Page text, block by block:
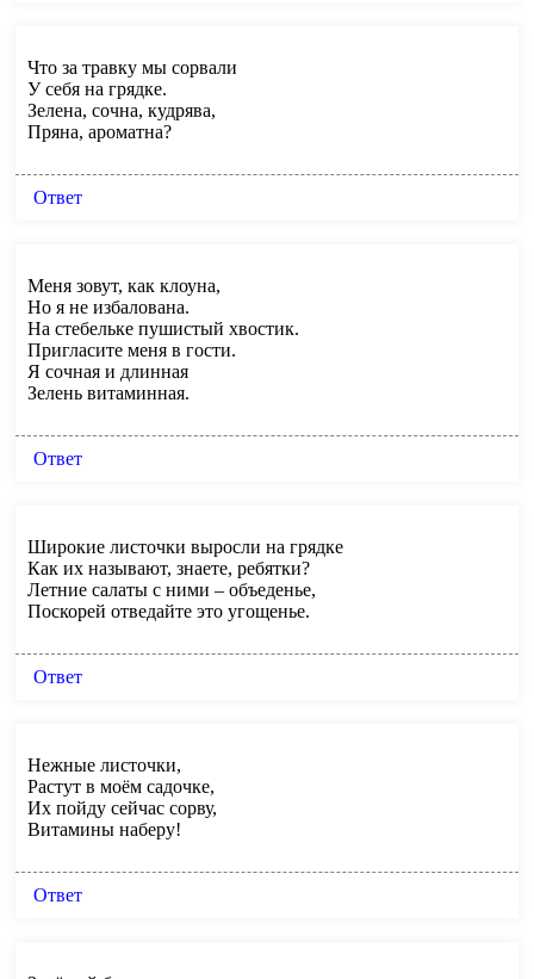
Что за травку мы сорвали
У себя на грядке.
Зелена, сочна, кудрява,
Пряна, ароматна?
Ответ
Меня зовут, как клоуна,
Но я не избалована.
На стебельке пушистый хвостик.
Пригласите меня в гости.
Я сочная и длинная
Зелень витаминная.
Ответ
Широкие листочки выросли на грядке
Как их называют, знаете, ребятки?
Летние салаты с ними – объеденье,
Поскорей отведайте это угощенье.
Ответ
Нежные листочки,
Растут в моём садочке,
Их пойду сейчас сорву,
Витамины наберу!
Ответ